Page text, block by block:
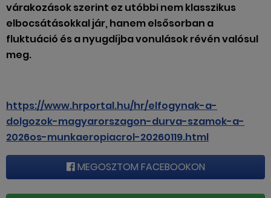
várakozások szerint ez utóbbi nem klasszikus
elbocsátásokkal jár, hanem elsősorban a
fluktuáció és a nyugdíjba vonulások révén valósul
meg.
https://www.hrportal.hu/hr/elfogynak-a-
dolgozok-magyarorszagon-durva-szamok-a-
2026os-munkaeropiacrol-20260119.html
MEGOSZTOM FACEBOOKON